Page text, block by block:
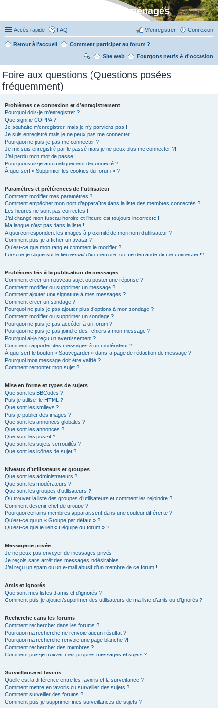
Stylevan - Vans aménagés
Accès rapide FAQ Connexion
M’enregistrer
Retour à l'accueil Comment participer au forum ?
Fourgons neufs & d'occasion
Site web
R
her
er
Foire aux questions (Questions posées
fréquemment)
Problèmes de connexion et d’enregistrement
Pourquoi dois-je m’enregistrer ?
Que signifie COPPA ?
Je souhaite m’enregistrer, mais je n’y parviens pas !
Je suis enregistré mais je ne peux pas me connecter !
Pourquoi ne puis-je pas me connecter ?
Je me suis enregistré par le passé mais je ne peux plus me connecter ?!
J’ai perdu mon mot de passe !
Pourquoi suis-je automatiquement déconnecté ?
À quoi sert « Supprimer les cookies du forum » ?
Paramètres et préférences de l’utilisateur
Comment modifier mes paramètres ?
Comment empêcher mon nom d’apparaître dans la liste des membres connectés ?
Les heures ne sont pas correctes !
J’ai changé mon fuseau horaire et l’heure est toujours incorrecte !
Ma langue n’est pas dans la liste !
A quoi correspondent les images à proximité de mon nom d’utilisateur ?
Comment puis-je afficher un avatar ?
Qu’est-ce que mon rang et comment le modifier ?
Lorsque je clique sur le lien e-maild’un membre, on me demande de me connecter !?
Problèmes liés à la publication de messages
Comment créer un nouveau sujet ou poster une réponse ?
Comment modifier ou supprimer un message ?
Comment ajouter une signature à mes messages ?
Comment créer un sondage ?
Pourquoi ne puis-je pas ajouter plus d’options à mon sondage ?
Comment modifier ou supprimer un sondage ?
Pourquoi ne puis-je pas accéder à un forum ?
Pourquoi ne puis-je pas joindre des fichiers à mon message ?
Pourquoi ai-je reçu un avertissement ?
Comment rapporter des messages à un modérateur ?
À quoi sert le bouton « Sauvegarder » dans la page de rédaction de message ?
Pourquoi mon message doit être validé ?
Comment remonter mon sujet ?
Mise en forme et types de sujets
Que sont les BBCodes ?
Puis-je utiliser le HTML ?
Que sont les smileys ?
Puis-je publier des images ?
Que sont les annonces globales ?
Que sont les annonces ?
Que sont les post-it ?
Que sont les sujets verrouillés ?
Que sont les icônes de sujet ?
Niveaux d’utilisateurs et groupes
Que sont les administrateurs ?
Que sont les modérateurs ?
Que sont les groupes d’utilisateurs ?
Où trouver la liste des groupes d’utilisateurs et comment les rejoindre ?
Comment devenir chef de groupe ?
Pourquoi certains membres apparaissent dans une couleur différente ?
Qu’est-ce qu’un « Groupe par défaut » ?
Qu’est-ce que le lien « L’équipe du forum » ?
Messagerie privée
Je ne peux pas envoyer de messages privés !
Je reçois sans arrêt des messages indésirables !
J’ai reçu un spam ou un e-mail abusif d’un membre de ce forum !
Amis et ignorés
Que sont mes listes d’amis et d’ignorés ?
Comment puis-je ajouter/supprimer des utilisateurs de ma liste d’amis ou d’ignorés ?
Recherche dans les forums
Comment rechercher dans les forums ?
Pourquoi ma recherche ne renvoie aucun résultat ?
Pourquoi ma recherche renvoie une page blanche ?!
Comment rechercher des membres ?
Comment puis-je trouver mes propres messages et sujets ?
Surveillance et favoris
Quelle est la différence entre les favoris et la surveillance ?
Comment mettre en favoris ou surveiller des sujets ?
Comment surveiller des forums ?
Comment puis-je supprimer mes surveillances de sujets ?